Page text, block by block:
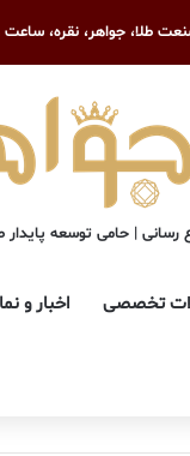
طلا، جواهر، نقره، ساعت
رسانی | حامی توسعه
تخصصی اخبار و